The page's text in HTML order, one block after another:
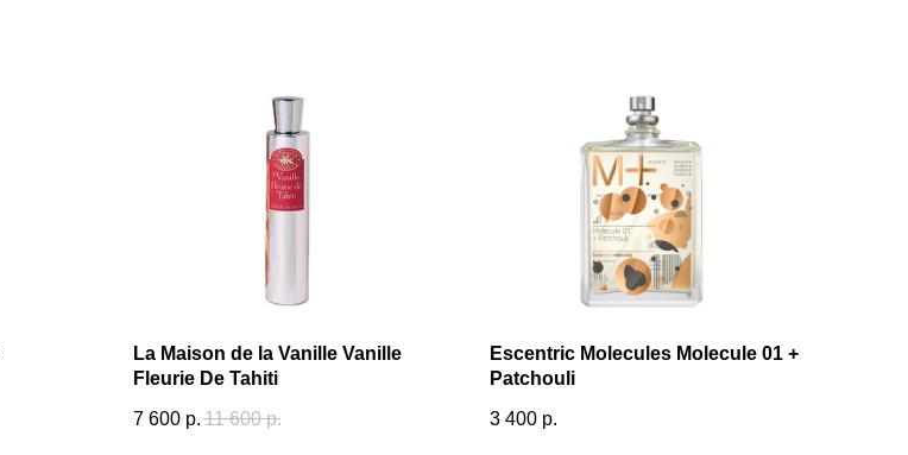
La Maison de la Vanille Vanille
Fleurie De Tahiti
7 600 р. 11 600 р.
Escentric Molecules Molecule 01 +
Patchouli
3 400 р.